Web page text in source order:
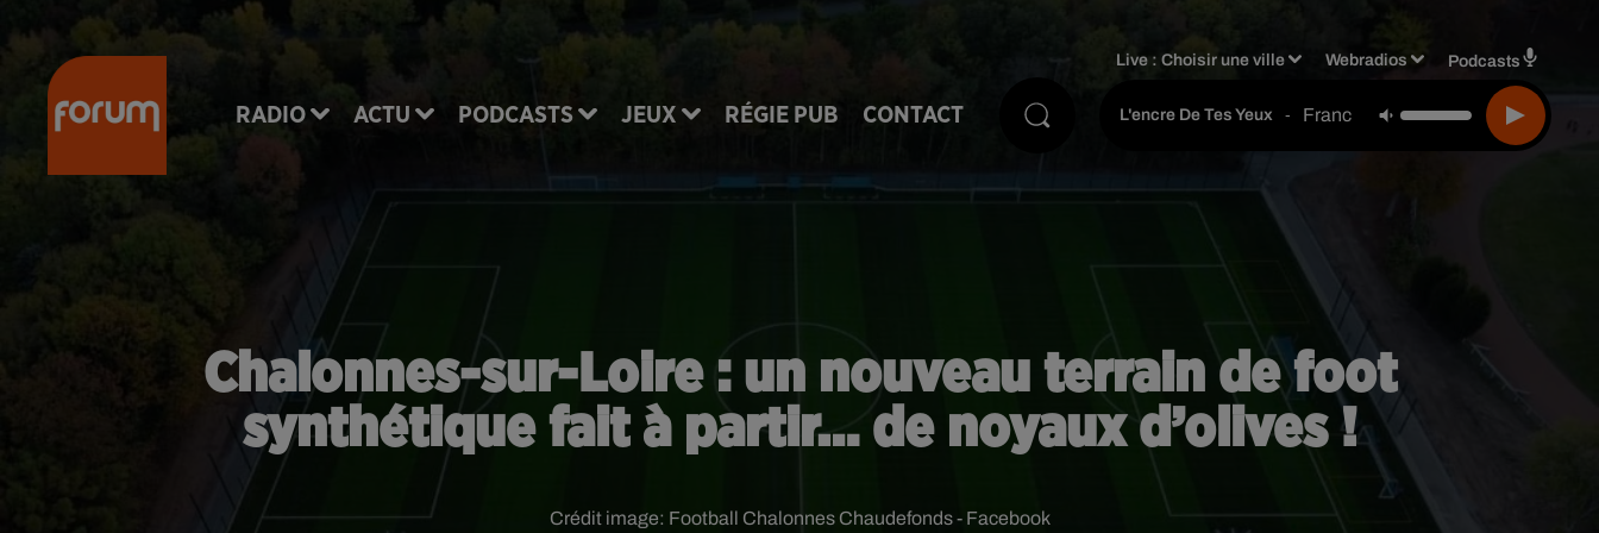
RADIO ACTU PODCASTS JEUX RÉGIE PUB CONTACT
Live :Choisir une ville Webradios Podcasts
L'encre De Tes Yeux - Francis Cabrel
Chalonnes-sur-Loire : un nouveau terrain de foot
synthétique fait à partir… de noyaux d’olives !
Crédit image: Football Chalonnes Chaudefonds - Facebook